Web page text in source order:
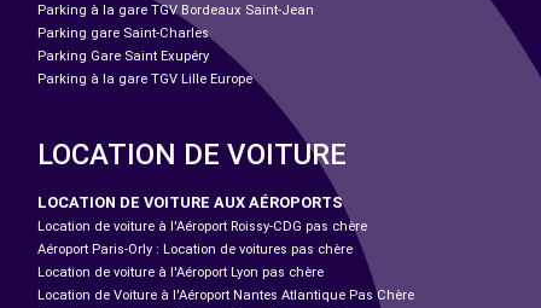
Parking à la gare TGV Bordeaux Saint-Jean
Parking gare Saint-Charles
Parking Gare Saint Exupéry
Parking à la gare TGV Lille Europe
LOCATION DE VOITURE
LOCATION DE VOITURE AUX AÉROPORTS
Location de voiture à l'Aéroport Roissy-CDG pas chère
Aéroport Paris-Orly : Location de voitures pas chère
Location de voiture à l'Aéroport Lyon pas chère
Location de Voiture à l'Aéroport Nantes Atlantique Pas Chère